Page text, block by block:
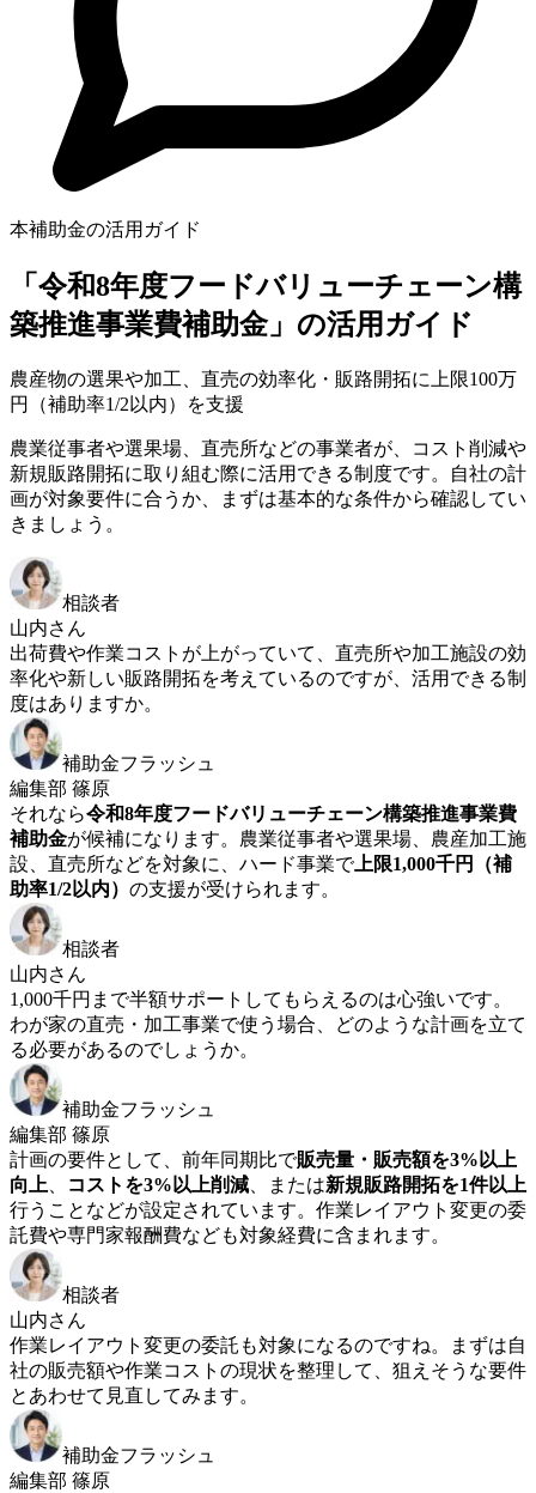
本補助金の活用ガイド
「令和8年度フードバリューチェーン構
築推進事業費補助金」の活用ガイド
農産物の選果や加工、直売の効率化・販路開拓に上限100万
円（補助率1/2以内）を支援
農業従事者や選果場、直売所などの事業者が、コスト削減や
新規販路開拓に取り組む際に活用できる制度です。自社の計
画が対象要件に合うか、まずは基本的な条件から確認してい
きましょう。
相談者
山内さん
出荷費や作業コストが上がっていて、直売所や加工施設の効
率化や新しい販路開拓を考えているのですが、活用できる制
度はありますか。
補助金フラッシュ
編集部 篠原
それなら令和8年度フードバリューチェーン構築推進事業費
補助金が候補になります。農業従事者や選果場、農産加工施
設、直売所などを対象に、ハード事業で上限1,000千円（補
助率1/2以内） の支援が受けられます。
相談者
山内さん
1,000千円まで半額サポートしてもらえるのは心強いです。
わが家の直売・加工事業で使う場合、どのような計画を立て
る必要があるのでしょうか。
補助金フラッシュ
編集部 篠原
計画の要件として、前年同期比で販売量・販売額を3%以上
向上
コストを3%以上削減 、または新規販路開拓を1件以上
行うことなどが設定されています。作業レイアウト変更の委
託費や専門家報酬費なども対象経費に含まれます。
相談者
山内さん
作業レイアウト変更の委託も対象になるのですね。まずは自
社の販売額や作業コストの現状を整理して、狙えそうな要件
とあわせて見直してみます。
補助金フラッシュ
編集部 篠原